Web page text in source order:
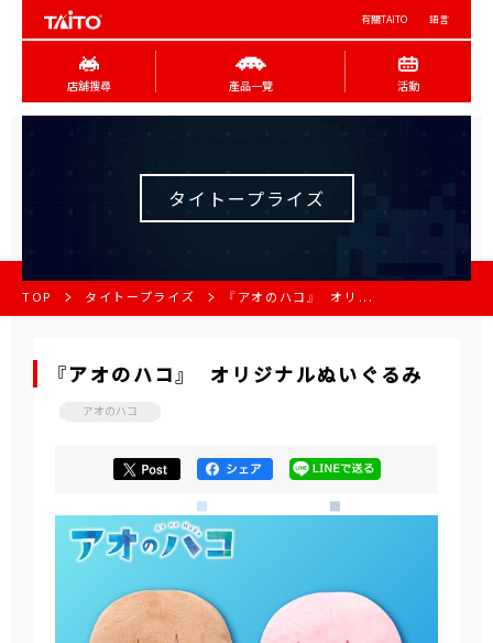
有關TAITO 語言
店舖搜尋 產品一覽 活動
タイトープライズ
TOP タイトープライズ 『アオのハコ』 オリ...
『アオのハコ』 オリジナルぬいぐるみ
アオのハコ